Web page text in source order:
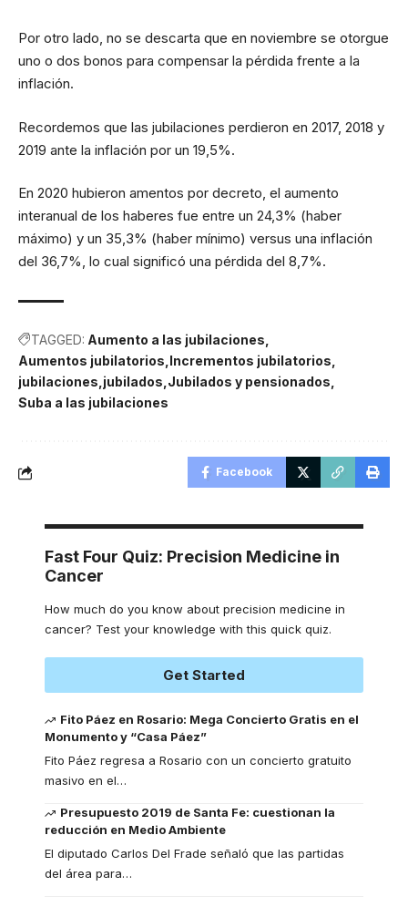
Por otro lado, no se descarta que en noviembre se otorgue
uno o dos bonos para compensar la pérdida frente a la
inflación.
Recordemos que las jubilaciones perdieron en 2017, 2018 y
2019 ante la inflación por un 19,5%.
En 2020 hubieron amentos por decreto, el aumento
interanual de los haberes fue entre un 24,3% (haber
máximo) y un 35,3% (haber mínimo) versus una inflación
del 36,7%, lo cual significó una pérdida del 8,7%.
TAGGED: Aumento a las jubilaciones
Aumentos jubilatorios Incrementos jubilatorios
jubilaciones jubilados Jubilados y pensionados
Suba a las jubilaciones
Facebook
Fast Four Quiz: Precision Medicine in
Cancer
How much do you know about precision medicine in
cancer? Test your knowledge with this quick quiz.
Get Started
Fito Páez en Rosario: Mega Concierto Gratis en el
Monumento y “Casa Páez”
Fito Páez regresa a Rosario con un concierto gratuito
masivo en el…
Presupuesto 2019 de Santa Fe: cuestionan la
reducción en Medio Ambiente
El diputado Carlos Del Frade señaló que las partidas
del área para…